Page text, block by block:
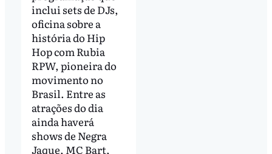
inclui sets de DJs,
oficina sobre a
história do Hip
Hop com Rubia
RPW, pioneira do
movimento no
Brasil. Entre as
atrações do dia
ainda haverá
shows de Negra
Jaque, MC Bart,